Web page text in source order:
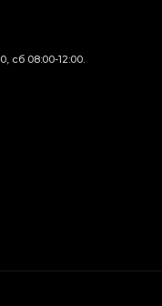
сб 08:00-12:00.